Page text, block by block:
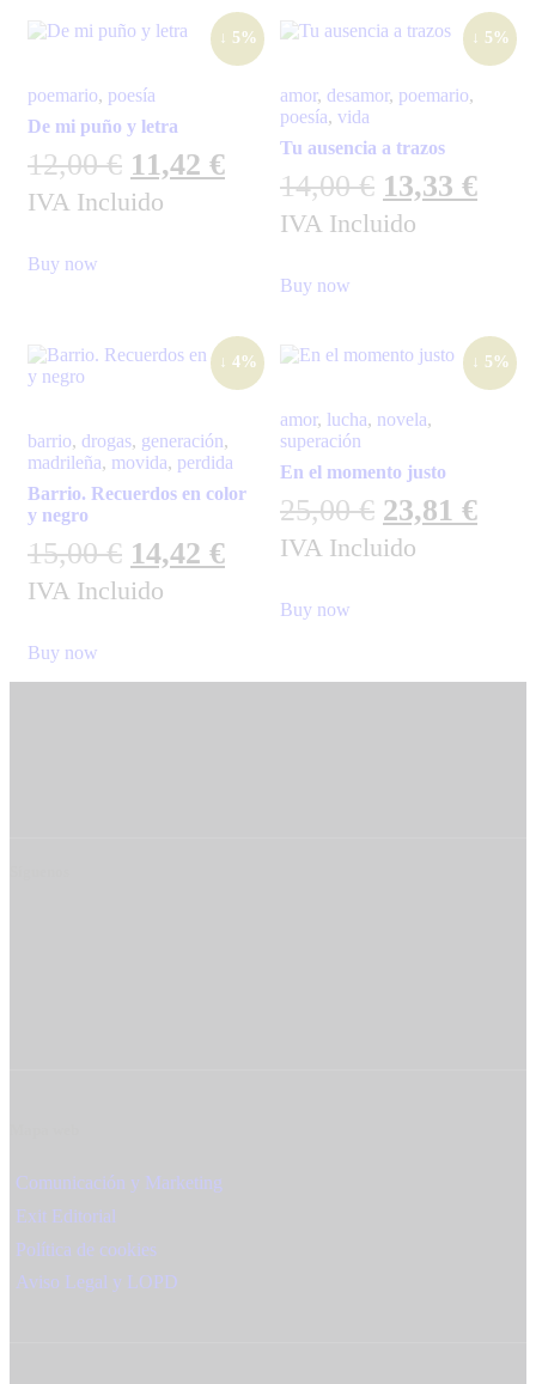
↓ 5%
poemario, poesía
De mi puño y letra
12,00€ 11,42 €
IVA Incluido
Buy now
↓ 5%
amor, desamor, poemario,
poesía, vida
Tu ausencia a trazos
14,00€ 13,33 €
IVA Incluido
Buy now
↓ 4%
barrio, drogas, generación,
madrileña, movida, perdida
Barrio. Recuerdos en color
y negro
15,00€ 14,42 €
IVA Incluido
Buy now
↓ 5%
amor, lucha, novela,
superación
En el momento justo
25,00€ 23,81 €
IVA Incluido
Buy now
Comunicación y Marketing
Exit Editorial
Política de cookies
Aviso Legal y LOPD